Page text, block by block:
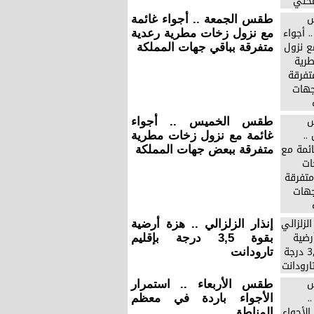
طقس الجمعة .. أجواء غائمة
مع نزول زخات مطرية رعدية
متفرقة بباقي جهات المملكة
طقس الخميس .. أجواء
غائمة مع نزول زخات مطرية
متفرقة ببعض جهات المملكة
إنذار الزلزالي .. هزة أرضية
بقوة 3,5 درجة بإقليم
تارودانت
طقس الأربعاء .. استمرار
الأجواء باردة في معظم